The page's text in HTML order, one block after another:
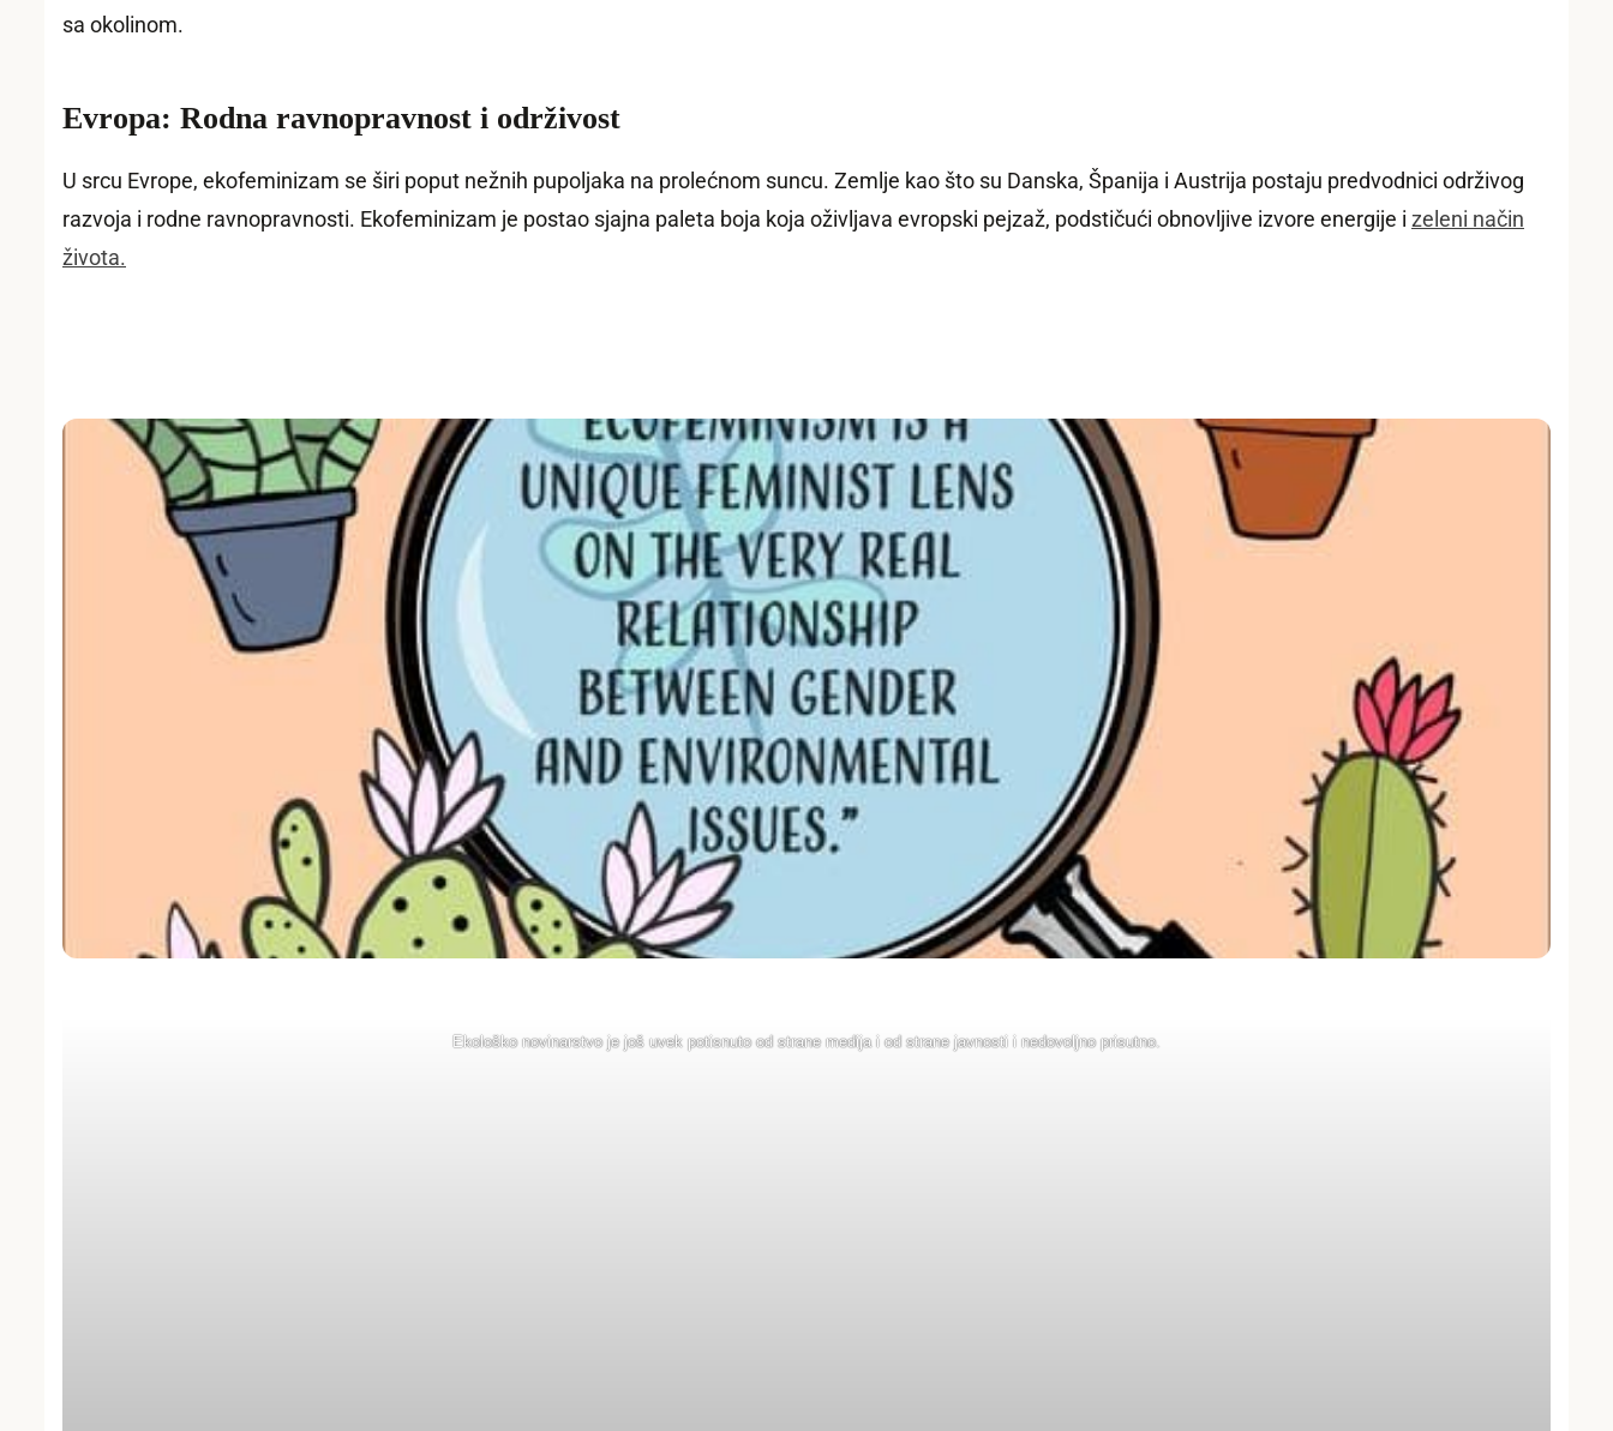
sa okolinom.
Evropa: Rodna ravnopravnost i održivost
U srcu Evrope, ekofeminizam se širi poput nežnih pupoljaka na prolećnom suncu. Zemlje kao što su Danska, Španija i Austrija postaju predvodnici održivog
razvoja i rodne ravnopravnosti. Ekofeminizam je postao sjajna paleta boja koja oživljava evropski pejzaž, podstičući obnovljive izvore energije i zeleni način
života.
Ekološko novinarstvo je još uvek potisnuto od strane medija i od strane javnosti i nedovoljno prisutno.